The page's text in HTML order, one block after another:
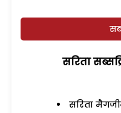
सरिता
सरिता